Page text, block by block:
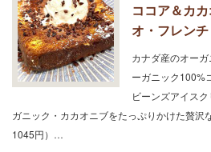
ココア＆カ
オ・フレンチ
カナダ産のオー
ーガニック100%
ビーンズアイス
ガニック・カカオニブをたっぷりかけた贅沢
1045円）…